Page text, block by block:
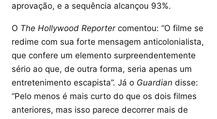
aprovação, e a sequência alcançou 93%.
O The Hollywood Reportercomentou: “O filme se
redime com sua forte mensagem anticolonialista,
que confere um elemento surpreendentemente
sério ao que, de outra forma, seria apenas um
entretenimento escapista”. Já o Guardian disse:
“Pelo menos é mais curto do que os dois filmes
anteriores, mas isso parece decorrer mais de